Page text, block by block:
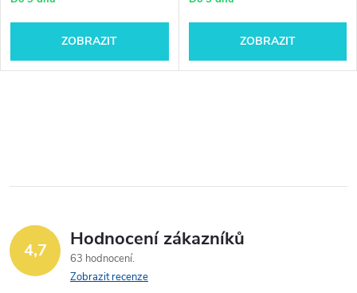
ZOBRAZIT ZOBRAZIT
l
d
a
4,7 Hodnocení zákazníků
63 hodnocení
Zobrazit recenze